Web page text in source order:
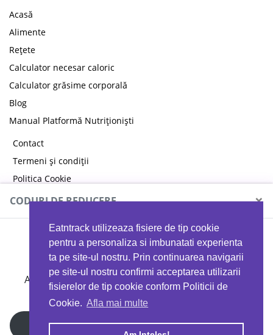
Eatntrack utilizeaza fisiere de tip cookie
pentru a personaliza si imbunatati experienta
ta pe site-ul nostru. Prin continuarea navigarii
pe site-ul nostru confirmi acceptarea utilizarii
fisierelor de tip cookie conform Politicii de
Cookie. Afla mai multe
Acasă
Alimente
Rețete
Calculator necesar caloric
Calculator grăsime corporală
Blog
Manual Platformă Nutriționiști
Contact
Termeni și condiții
Politica Cookie
Politica de confidențialitate
CODURI DE REDUCERE ×
MYPROTEIN
Ai 40%reducere la orice comandă folosind codul
EATTRACK
Profită acum